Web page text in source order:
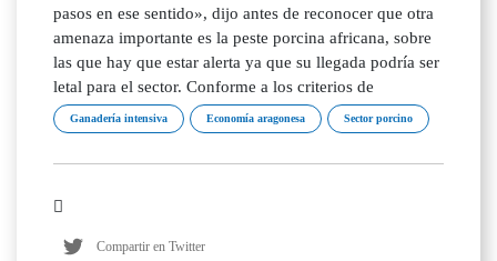
pasos en ese sentido», dijo antes de reconocer que otra
amenaza importante es la peste porcina africana, sobre
las que hay que estar alerta ya que su llegada podría ser
letal para el sector. Conforme a los criterios de
Ganadería intensiva Economía aragonesa Sector porcino
Compartir en Twitter